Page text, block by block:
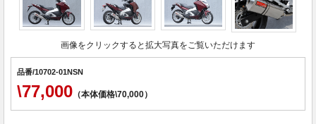
画像をクリックすると拡大写真をご覧いただけます
品番/10702-01NSN
\77,000 （本体価格\70,000）